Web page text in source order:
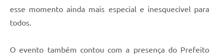
esse momento ainda mais especial e inesquecível para
todos.
O evento também contou com a presença do Prefeito